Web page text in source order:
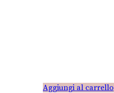
Aggiungi al carrello